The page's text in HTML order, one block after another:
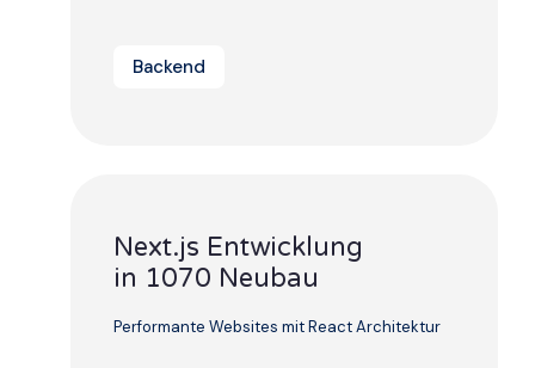
Backend
Next.js Entwicklung
in 1070 Neubau
Performante Websites mit React Architektur